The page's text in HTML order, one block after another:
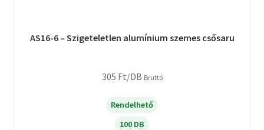
AS16-6 – Szigeteletlen alumínium szemes csősaru
305 Ft/DB Bruttó
Rendelhető
100 DB